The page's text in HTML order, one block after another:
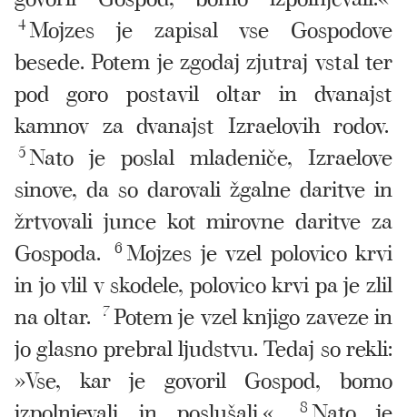
4Mojzes je zapisal vse Gospodove
besede. Potem je zgodaj zjutraj vstal ter
pod goro postavil oltar in dvanajst
kamnov za dvanajst Izraelovih rodov.
5Nato je poslal mladeniče, Izraelove
sinove, da so darovali žgalne daritve in
žrtvovali junce kot mirovne daritve za
Gospoda.
6 Mojzes je vzel polovico krvi
in jo vlil v skodele, polovico krvi pa je zlil
na oltar. 7Potem je vzel knjigo zaveze in
jo glasno prebral ljudstvu. Tedaj so rekli:
»Vse, kar je govoril Gospod, bomo
izpolnjevali in poslušali.«
8 Nato je